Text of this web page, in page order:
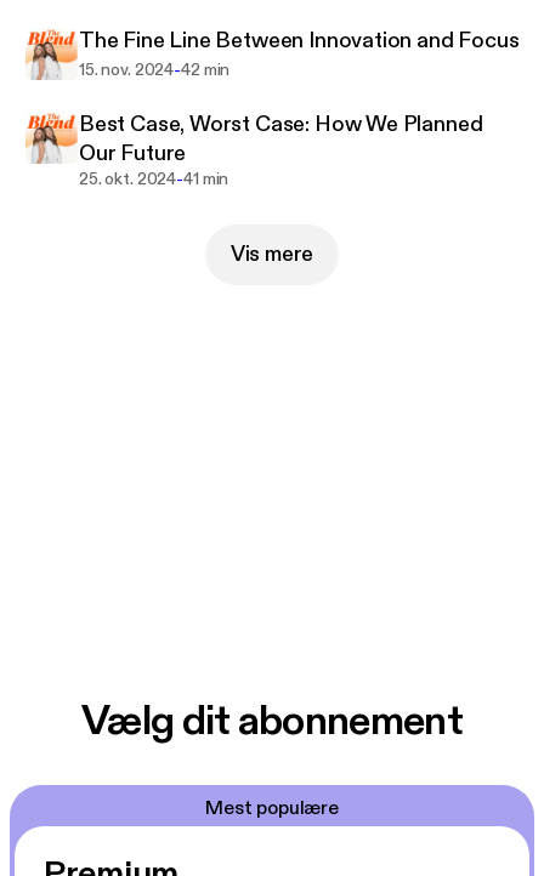
The Fine Line Between Innovation and Focus
15. nov. 2024-42 min
Best Case, Worst Case: How We Planned
Our Future
25. okt. 2024-41 min
Vis mere
Vælg dit abonnement
Mest populære